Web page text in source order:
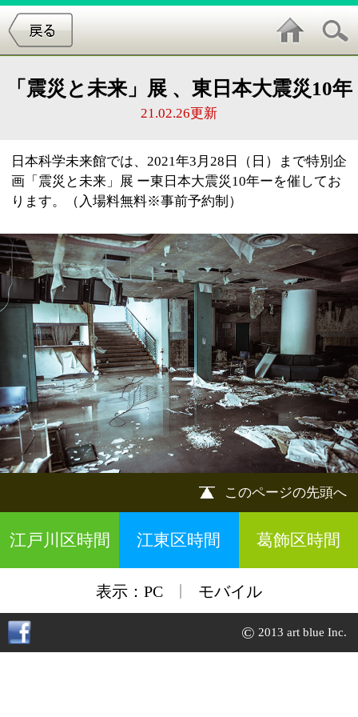
21.02.26更新
日本科学未来館では、2021年3月28日（日）まで特別企
このページの先頭へ
江戸川区時間 江東区時間 葛飾区時間
表示：PC|モバイル
© 2013 art blue Inc.